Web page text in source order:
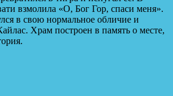
взмолила «О, Бог Гор, спаси меня».
в свою нормальное обличие и
Храм построен в память о месте,